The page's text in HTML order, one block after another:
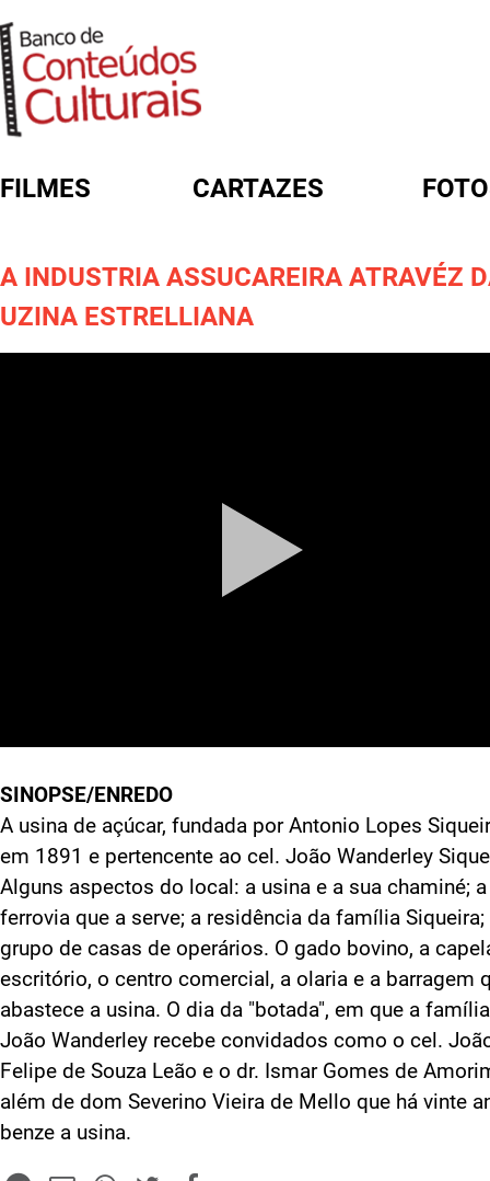
FILMES CARTAZES
A INDUSTRIA ASSUCAREIRA ATRAVÉZ
UZINA ESTRELLIANA
SINOPSE/ENREDO
A usina de açúcar, fundada por Antonio Lopes
em 1891 e pertencente ao cel. João Wanderley
Alguns aspectos do local: a usina e a sua chaminé; a
ferrovia que a serve; a residência da família Siqueira;
grupo de casas de operários. O gado bovino, a
escritório, o centro comercial, a olaria e a barragem
abastece a usina. O dia da "botada", em que a
João Wanderley recebe convidados como o cel.
Felipe de Souza Leão e o dr. Ismar Gomes de
além de dom Severino Vieira de Mello que há vinte
benze a usina.